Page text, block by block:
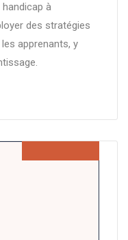
à
des stratégies
apprenants, y